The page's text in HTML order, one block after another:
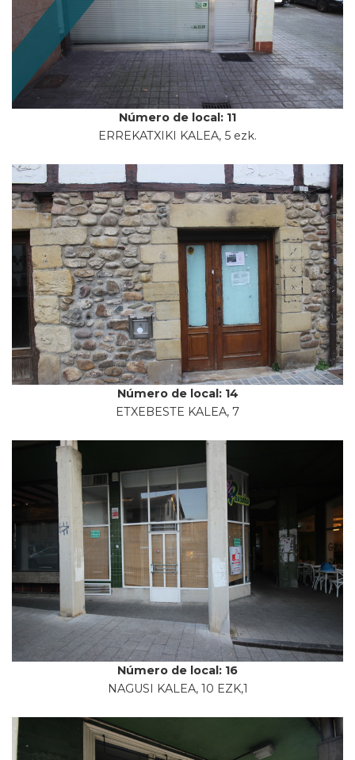
Número de local: 11
ERREKATXIKI KALEA, 5 ezk.
Número de local: 14
ETXEBESTE KALEA, 7
Número de local: 16
NAGUSI KALEA, 10 EZK,1